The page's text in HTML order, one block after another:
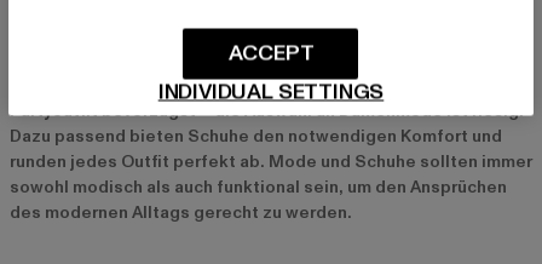
Sie geben uns die Möglichkeit, uns je nach Anlass oder
Stimmung auszudrücken. Egal, ob du einen lässigen
Freizeitlook, ein elegantes Business-Outfit oder ein stylisches
Partyoutfit bevorzugst – die Auswahl an Damenmode ist riesig.
Dazu passend bieten Schuhe den notwendigen Komfort und
runden jedes Outfit perfekt ab. Mode und Schuhe sollten immer
sowohl modisch als auch funktional sein, um den Ansprüchen
des modernen Alltags gerecht zu werden.
INDIVIDUAL SETTINGS
ACCEPT